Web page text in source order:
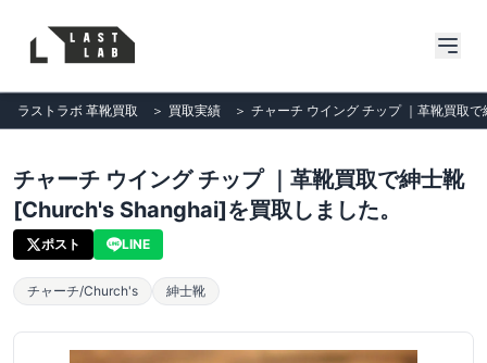
ラストラボ 革靴買取 ＞ 買取実績 ＞ チャーチ ウイング チップ ｜革靴買取
チャーチ ウイング チップ ｜革靴買取で紳士靴
[Church's Shanghai]を買取しました。
ポスト LINE
チャーチ/Church's 紳士靴